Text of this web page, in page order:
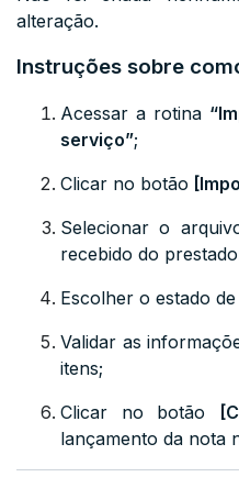
alteração.
Instruções sobre
Acessar a rotina
serviço”;
Clicar no botão
Selecionar o
recebido do
Escolher o estado
Validar as
itens;
Clicar no botão
lançamento da nota